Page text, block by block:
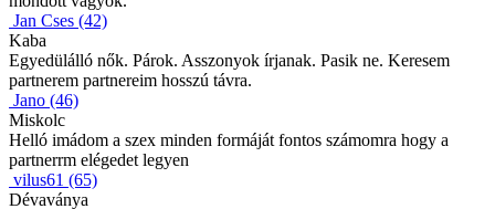
Jan Cses (42)
Kaba
Egyedülálló nők. Párok. Asszonyok írjanak. Pasik ne. Keresem
partnerem partnereim hosszú távra.
Jano (46)
Miskolc
Helló imádom a szex minden formáját fontos számomra hogy a
partnerrm elégedet legyen
vilus61 (65)
Dévaványa